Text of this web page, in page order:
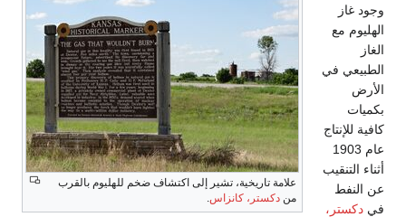
علامة تاريخية، تشير إلى اكتشاف ضخم للهليوم بالقرب
من دكستر، كانزاس.
وجود غاز
الهليوم مع
الغاز
الطبيعي في
الأرض
بكميات
كافية للإنتاج
عام 1903
أثناء التنقيب
عن النفط
في دكستر،